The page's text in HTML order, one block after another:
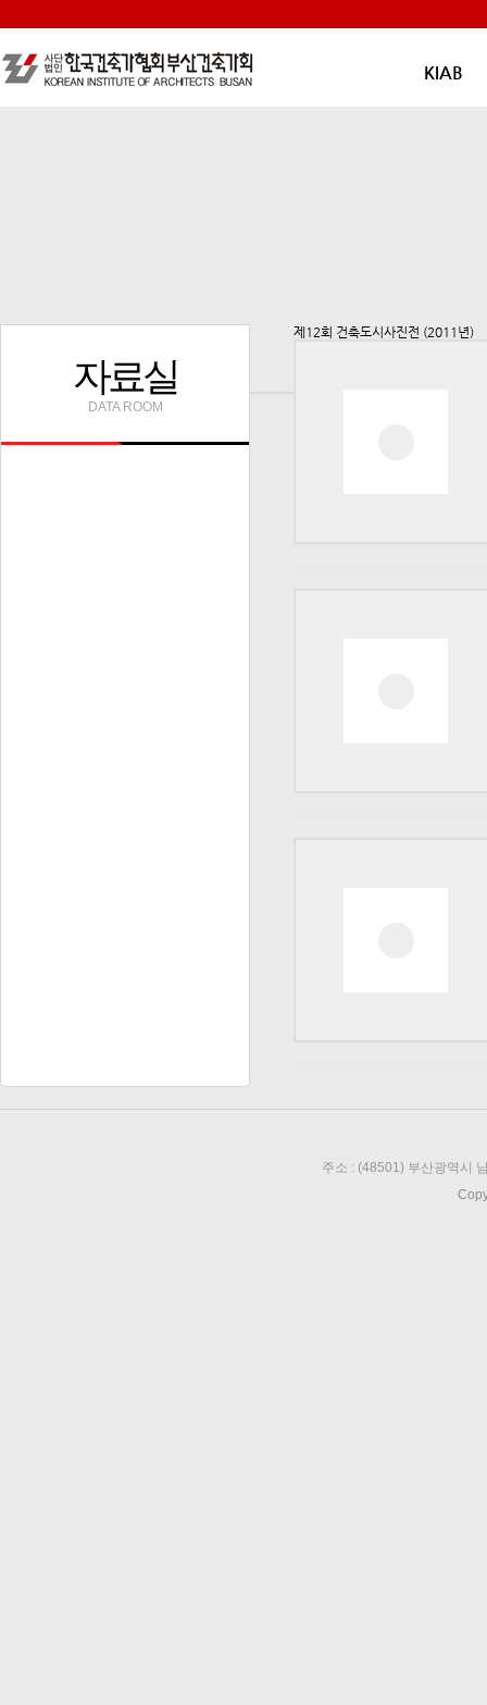
KIAB
자료실
DATA ROOM
제12회 건축도시사진전 (2011년)
주소 : (48501) 부산광역시